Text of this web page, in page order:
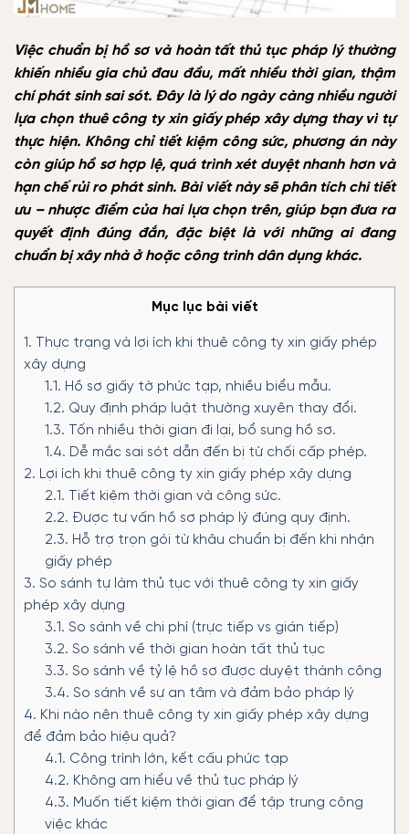
Việc chuẩn bị hồ sơ và hoàn tất thủ tục pháp lý thường
khiến nhiều gia chủ đau đầu, mất nhiều thời gian, thậm
chí phát sinh sai sót. Đây là lý do ngày càng nhiều người
lựa chọn thuê công ty xin giấy phép xây dựng thay vì tự
thực hiện. Không chỉ tiết kiệm công sức, phương án này
còn giúp hồ sơ hợp lệ, quá trình xét duyệt nhanh hơn và
hạn chế rủi ro phát sinh. Bài viết này sẽ phân tích chi tiết
ưu – nhược điểm của hai lựa chọn trên, giúp bạn đưa ra
quyết định đúng đắn, đặc biệt là với những ai đang
chuẩn bị xây nhà ở hoặc công trình dân dụng khác.
Mục lục bài viết
1. Thực trạng và lợi ích khi thuê công ty xin giấy phép
xây dựng
1.1. Hồ sơ giấy tờ phức tạp, nhiều biểu mẫu.
1.2. Quy định pháp luật thường xuyên thay đổi.
1.3. Tốn nhiều thời gian đi lại, bổ sung hồ sơ.
1.4. Dễ mắc sai sót dẫn đến bị từ chối cấp phép.
2. Lợi ích khi thuê công ty xin giấy phép xây dựng
2.1. Tiết kiệm thời gian và công sức.
2.2. Được tư vấn hồ sơ pháp lý đúng quy định.
2.3. Hỗ trợ trọn gói từ khâu chuẩn bị đến khi nhận
giấy phép
3. So sánh tự làm thủ tục với thuê công ty xin giấy
phép xây dựng
3.1. So sánh về chi phí (trực tiếp vs gián tiếp)
3.2. So sánh về thời gian hoàn tất thủ tục
3.3. So sánh về tỷ lệ hồ sơ được duyệt thành công
3.4. So sánh về sự an tâm và đảm bảo pháp lý
4. Khi nào nên thuê công ty xin giấy phép xây dựng
để đảm bảo hiệu quả?
4.1. Công trình lớn, kết cấu phức tạp
4.2. Không am hiểu về thủ tục pháp lý
4.3. Muốn tiết kiệm thời gian để tập trung công
việc khác